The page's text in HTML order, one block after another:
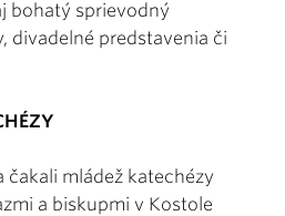
bohatý sprievodný
divadelné predstavenia či
čakali mládež katechézy
a biskupmi v Kostole